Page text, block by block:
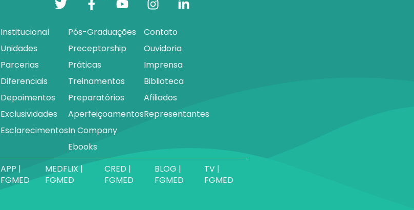
Institucional
Unidades
Parcerias
Diferenciais
Depoimentos
Exclusividades
Esclarecimentos
Pós-Graduações
Preceptorship
Práticas
Treinamentos
Preparatórios
Aperfeiçoamentos
In Company
Ebooks
Contato
Ouvidoria
Imprensa
Biblioteca
Afiliados
Representantes
APP |
FGMED
MEDFLIX |
FGMED
CRED |
FGMED
BLOG |
FGMED
TV |
FGMED